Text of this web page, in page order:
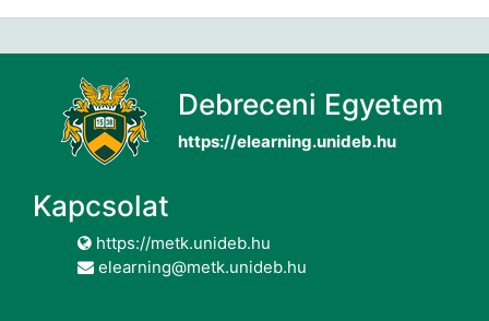
Debreceni Egyetem
https://elearning.unideb.hu
Kapcsolat
https://metk.unideb.hu
elearning@metk.unideb.hu